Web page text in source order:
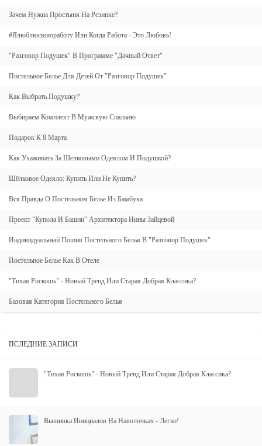
Зачем Нужна Простыня На Резинке?
#ялюблюсвоюработу Или Когда Работа - Это Любовь!
"Разговор Подушек" В Программе "Дачный Ответ"
Постельное Белье Для Детей От "Разговор Подушек"
Как Выбрать Подушку?
Выбираем Комплект В Мужскую Спальню
Подарок К 8 Марта
Как Ухаживать За Шелковыми Одеялом И Подушкой?
Шёлковое Одеяло: Купить Или Не Купить?
Вся Правда О Постельном Белье Из Бамбука
Проект "Купола И Башни" Архитектора Нины Зайцевой
Индивидуальный Пошив Постельного Белья В "Разговор Подушек"
Постельное Белье Как В Отеле
"Тихая Роскошь" - Новый Тренд Или Старая Добрая Классика?
Базовая Категория Постельного Белья
ПСЛЕДНИЕ ЗАПИСИ
"Тихая Роскошь" - Новый Тренд Или Старая Добрая Классика?
Вышивка Инициалов На Наволочках - Легко!